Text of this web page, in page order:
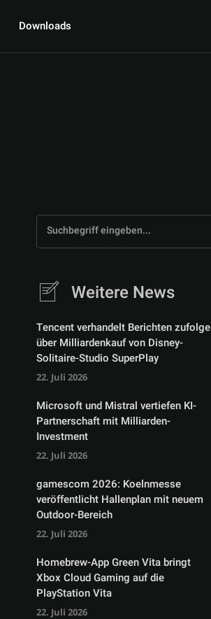
Downloads
Suchbegriff eingeben...
Weitere News
Tencent verhandelt Berichten zufolge
über Milliardenkauf von Disney-
Solitaire-Studio SuperPlay
22. Juli 2026
Microsoft und Mistral vertiefen KI-
Partnerschaft mit Milliarden-
Investment
22. Juli 2026
gamescom 2026: Koelnmesse
veröffentlicht Hallenplan mit neuem
Outdoor-Bereich
22. Juli 2026
Homebrew-App Green Vita bringt
Xbox Cloud Gaming auf die
PlayStation Vita
22. Juli 2026